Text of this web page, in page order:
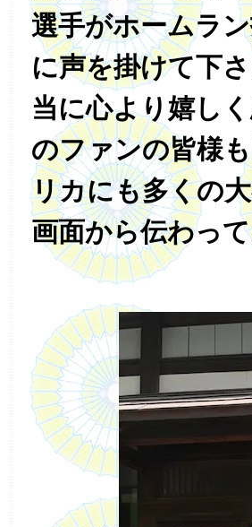
選手がホームラ
に声を掛けて下
当に心より嬉し
のファンの皆様
リカにも多くの
画面から伝わっ